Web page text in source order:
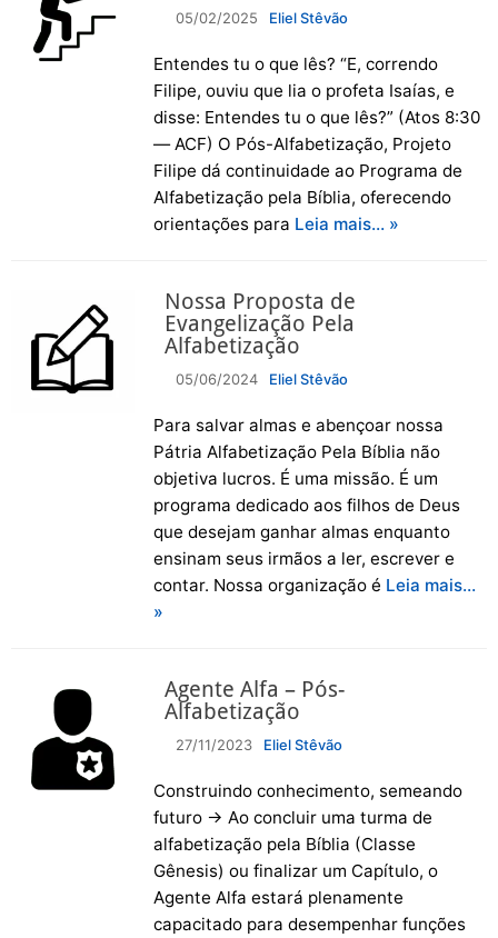
05/02/2025 Eliel Stêvão
Entendes tu o que lês? “E, correndo
Filipe, ouviu que lia o profeta Isaías, e
disse: Entendes tu o que lês?” (Atos 8:30
— ACF) O Pós-Alfabetização, Projeto
Filipe dá continuidade ao Programa de
Alfabetização pela Bíblia, oferecendo
orientações para Leia mais… »
Nossa Proposta de
Evangelização Pela
Alfabetização
05/06/2024 Eliel Stêvão
Para salvar almas e abençoar nossa
Pátria Alfabetização Pela Bíblia não
objetiva lucros. É uma missão. É um
programa dedicado aos filhos de Deus
que desejam ganhar almas enquanto
ensinam seus irmãos a ler, escrever e
contar. Nossa organização é Leia mais…
»
Agente Alfa – Pós-
Alfabetização
27/11/2023 Eliel Stêvão
Construindo conhecimento, semeando
futuro → Ao concluir uma turma de
alfabetização pela Bíblia (Classe
Gênesis) ou finalizar um Capítulo, o
Agente Alfa estará plenamente
capacitado para desempenhar funções